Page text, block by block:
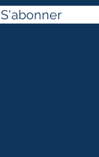
S'abonner